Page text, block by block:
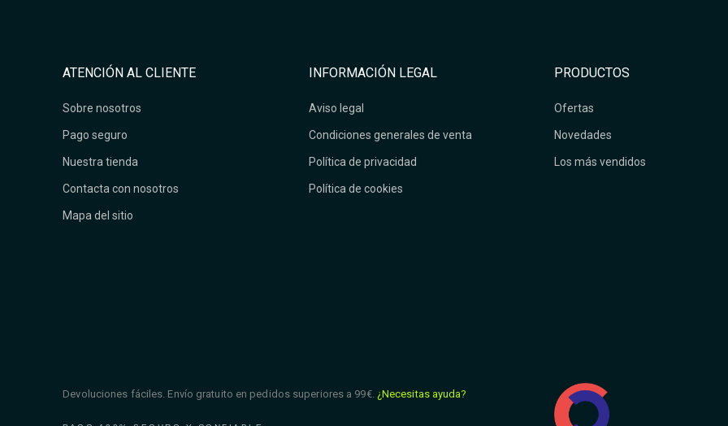
ATENCIÓN AL CLIENTE
Sobre nosotros
Pago seguro
Nuestra tienda
Contacta con nosotros
Mapa del sitio
INFORMACIÓN LEGAL
Aviso legal
Condiciones generales de venta
Política de privacidad
Política de cookies
PRODUCTOS
Ofertas
Novedades
Los más vendidos
Devoluciones fáciles. Envío gratuito en pedidos superiores a 99€. ¿Necesitas ayuda?